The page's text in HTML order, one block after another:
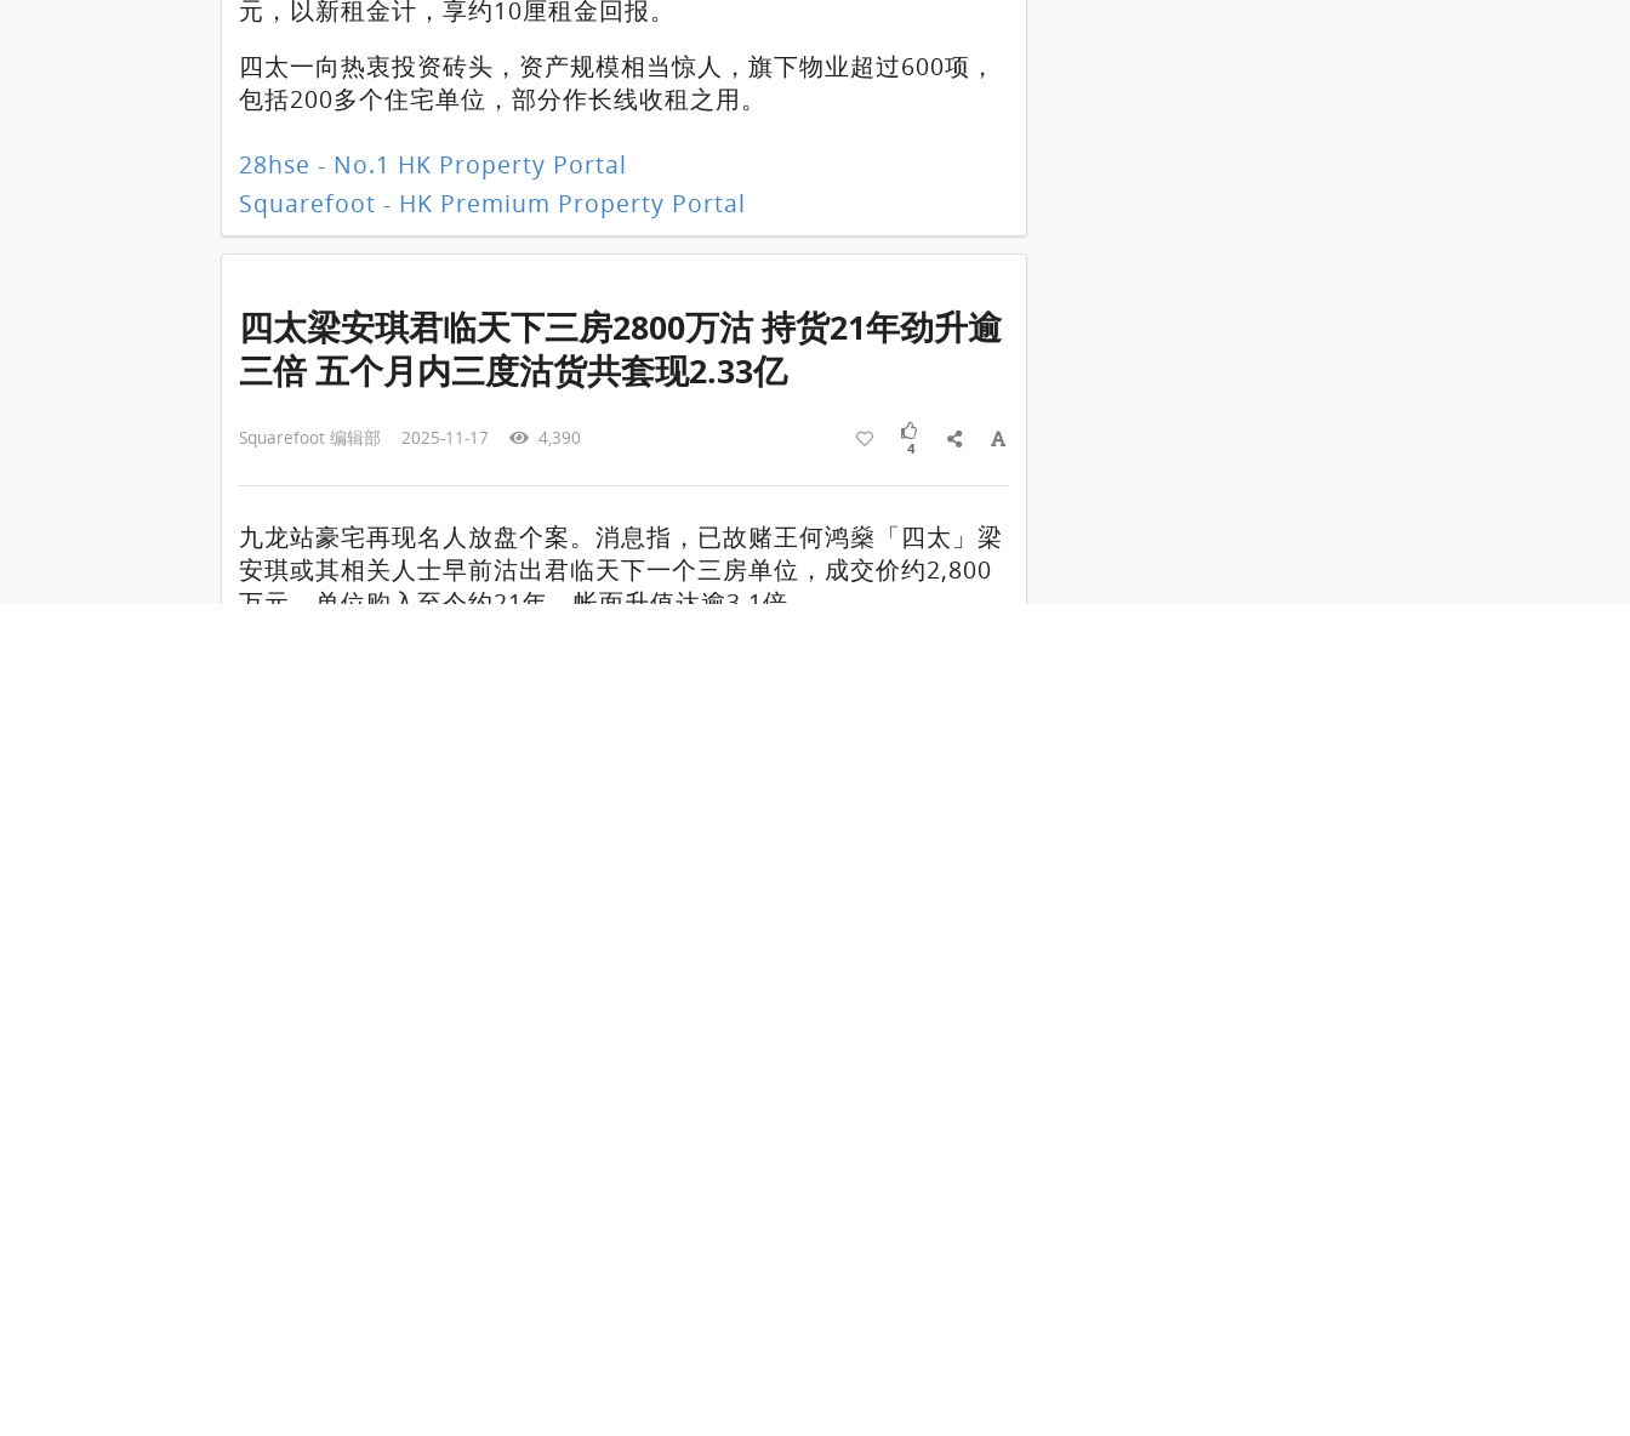
元，以新租金计，享约10厘租金回报。
四太一向热衷投资砖头，资产规模相当惊人，旗下物业超过600项，
包括200多个住宅单位，部分作长线收租之用。
28hse - No.1 HK Property Portal
Squarefoot - HK Premium Property Portal
1 / 1
四太梁安琪君临天下三房2800万沽 持货21年劲升逾
三倍 五个月内三度沽货共套现2.33亿
Squarefoot 编辑部 2025-11-17 4,390 4
九龙站豪宅再现名人放盘个案。消息指，已故赌王何鸿燊「四太」梁
安琪或其相关人士早前沽出君临天下一个三房单位，成交价约2,800
万元。单位购入至今约21年，帐面升值达逾3.1倍。